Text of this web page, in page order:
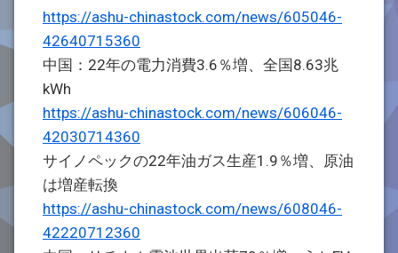
https://ashu-chinastock.com/news/605046-
42640715360
中国：22年の電力消費3.6％増、全国8.63兆
kWh
https://ashu-chinastock.com/news/606046-
42030714360
サイノペックの22年油ガス生産1.9％増、原油
は増産転換
https://ashu-chinastock.com/news/608046-
42220712360